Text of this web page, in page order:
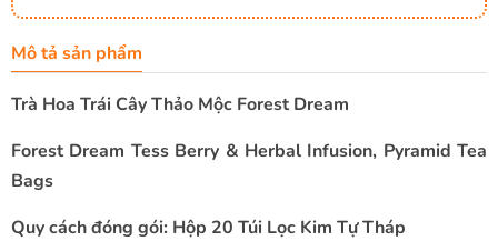
Mô tả sản phẩm
Trà Hoa Trái Cây Thảo Mộc Forest Dream
Forest Dream Tess Berry & Herbal Infusion, Pyramid Tea
Bags
Quy cách đóng gói: Hộp 20 Túi Lọc Kim Tự Tháp